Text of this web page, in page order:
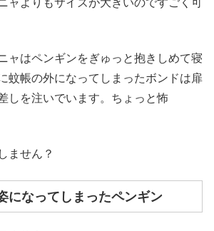
ャはペンギンをぎゅっと抱きしめて寝
蚊帳の外になってしまったボンドは扉
しを注いでいます。ちょっと怖
ません？
になってしまったペンギン